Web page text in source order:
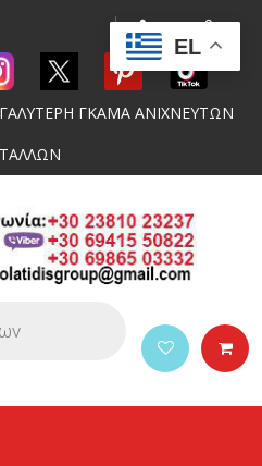
ΑΝΙΧΝΕΥΤΩΝ
EL